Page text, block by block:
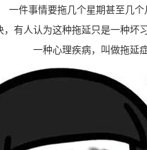
一件事情要拖几个星期甚至几个
，有人认为这种拖延只是一种坏
一种心理疾病，叫做拖延